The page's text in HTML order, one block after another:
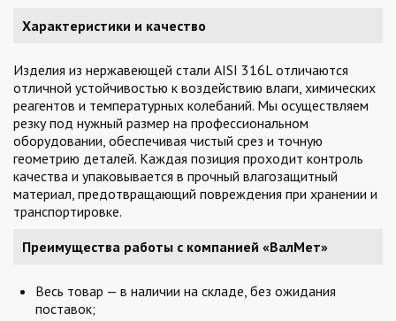
Характеристики и качество
Изделия из нержавеющей стали AISI 316L отличаются
отличной устойчивостью к воздействию влаги, химических
реагентов и температурных колебаний. Мы осуществляем
резку под нужный размер на профессиональном
оборудовании, обеспечивая чистый срез и точную
геометрию деталей. Каждая позиция проходит контроль
качества и упаковывается в прочный влагозащитный
материал, предотвращающий повреждения при хранении и
транспортировке.
Преимущества работы с компанией «ВалМет»
Весь товар — в наличии на складе, без ожидания
поставок;